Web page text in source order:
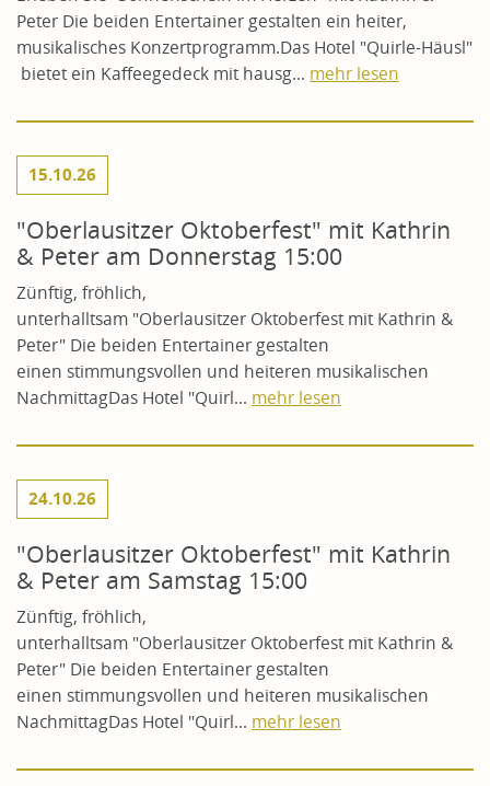
Peter Die beiden Entertainer gestalten ein heiter,
musikalisches Konzertprogramm.Das Hotel "Quirle-Häusl"
bietet ein Kaffeegedeck mit hausg... mehr lesen
15.10.26
"Oberlausitzer Oktoberfest" mit Kathrin
& Peter am Donnerstag 15:00
Zünftig, fröhlich,
unterhalltsam "Oberlausitzer Oktoberfest mit Kathrin &
Peter" Die beiden Entertainer gestalten
einen stimmungsvollen und heiteren musikalischen
NachmittagDas Hotel "Quirl... mehr lesen
24.10.26
"Oberlausitzer Oktoberfest" mit Kathrin
& Peter am Samstag 15:00
Zünftig, fröhlich,
unterhalltsam "Oberlausitzer Oktoberfest mit Kathrin &
Peter" Die beiden Entertainer gestalten
einen stimmungsvollen und heiteren musikalischen
NachmittagDas Hotel "Quirl... mehr lesen